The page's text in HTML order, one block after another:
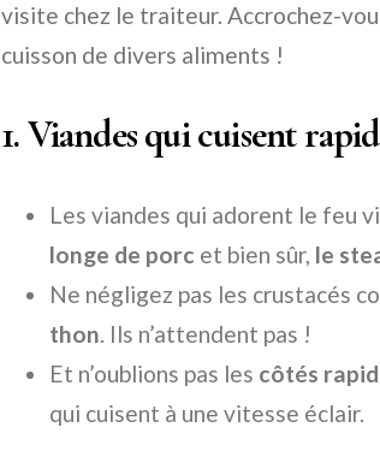
visite chez le traiteur. Accrochez-
cuisson de divers aliments !
1. Viandes qui cuisent
Les viandes qui adorent le feu
longe de porc et bien sûr, le
Ne négligez pas les crustacés
thon. Ils n’attendent pas !
Et n’oublions pas les côtés
qui cuisent à une vitesse éclair.